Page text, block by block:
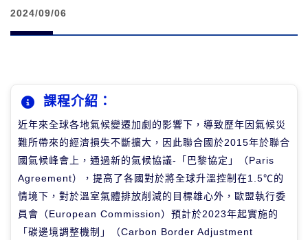
2024/09/06
課程介紹：
近年來全球各地氣候變遷加劇的影響下，導致歷年因氣候災
難所帶來的經濟損失不斷擴大，因此聯合國於2015年於聯合
國氣候峰會上，通過新的氣候協議-「巴黎協定」（Paris
Agreement），提高了各國對於將全球升溫控制在1.5℃的
情境下，對於溫室氣體排放削減的目標雄心外，歐盟執行委
員會（European Commission）預計於2023年起實施的
「碳邊境調整機制」（Carbon Border Adjustment